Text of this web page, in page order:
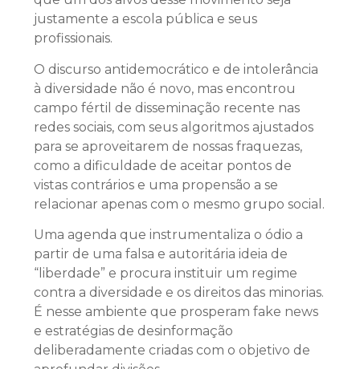
justamente a escola pública e seus
profissionais.
O discurso antidemocrático e de intolerância
à diversidade não é novo, mas encontrou
campo fértil de disseminação recente nas
redes sociais, com seus algoritmos ajustados
para se aproveitarem de nossas fraquezas,
como a dificuldade de aceitar pontos de
vistas contrários e uma propensão a se
relacionar apenas com o mesmo grupo social.
Uma agenda que instrumentaliza o ódio a
partir de uma falsa e autoritária ideia de
“liberdade” e procura instituir um regime
contra a diversidade e os direitos das minorias.
É nesse ambiente que prosperam fake news
e estratégias de desinformação
deliberadamente criadas com o objetivo de